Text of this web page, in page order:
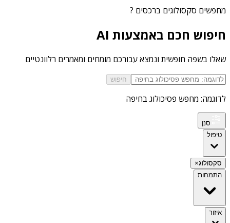
מחפשים סקסולוגים ברכסים ?
חיפוש חכם באמצעות AI
שאלו בשפה חופשית ונמצא עבורכם מומחים ומאמרים רלוונטיים
חיפוש
לדוגמה: מחפש פסיכולוג בחיפה
סנן
טיפול
סקסולוג×
התמחות
איזור